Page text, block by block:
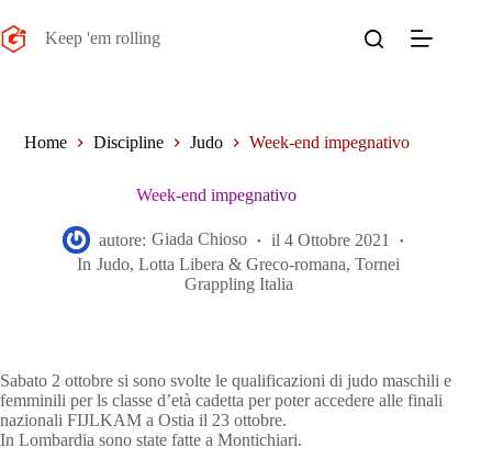
al
contenuto
Keep 'em rolling
Home Discipline Judo Week-end impegnativo
Week-end impegnativo
autore: Giada Chioso il 4 Ottobre 2021
In Judo, Lotta Libera & Greco-romana, Tornei
Grappling Italia
Sabato 2 ottobre si sono svolte le qualificazioni di judo maschili e
femminili per ls classe d’età cadetta per poter accedere alle finali
nazionali FIJLKAM a Ostia il 23 ottobre.
In Lombardia sono state fatte a Montichiari.